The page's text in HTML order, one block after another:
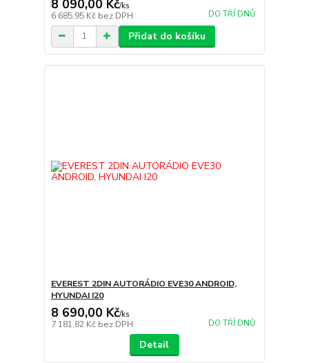
8 090,00 Kč/ks
6 685,95 Kč bez DPH DO TŘÍ DNŮ
Přidat do košíku
EVEREST 2DIN AUTORÁDIO EVE30 ANDROID,
HYUNDAI I20
8 690,00 Kč/ks
7 181,82 Kč bez DPH DO TŘÍ DNŮ
Detail